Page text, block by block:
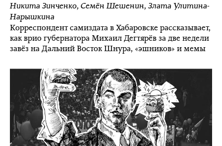
Никита Зинченко, Семён Шешенин,Злата Улитина-
Нарышкина
Корреспондент самиздата в Хабаровске рассказывает,
как врио губернатора Михаил Дегтярёв за две недели
завёз на Дальний Восток Шнура, «эшников» и мемы